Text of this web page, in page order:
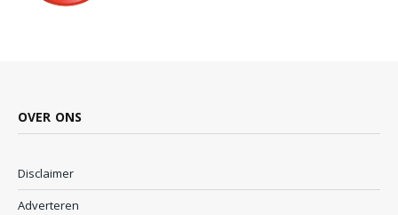
OVER ONS
Disclaimer
Adverteren